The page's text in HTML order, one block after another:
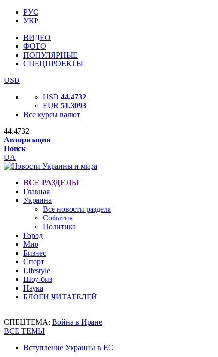
РУС
УКР
ВИДЕО
ФОТО
ПОПУЛЯРНЫЕ
СПЕЦПРОЕКТЫ
USD
USD 44.4732
EUR 51.3093
Все курсы валют
44.4732
Авторизация
Поиск
UA
ВСЕ РАЗДЕЛЫ
Главная
Украина
Все новости раздела
События
Политика
Город
Мир
Бизнес
Спорт
Lifestyle
Шоу-биз
Наука
БЛОГИ ЧИТАТЕЛЕЙ
СПЕЦТЕМА: Война в Иране
ВСЕ ТЕМЫ
Вступление Украины в ЕС